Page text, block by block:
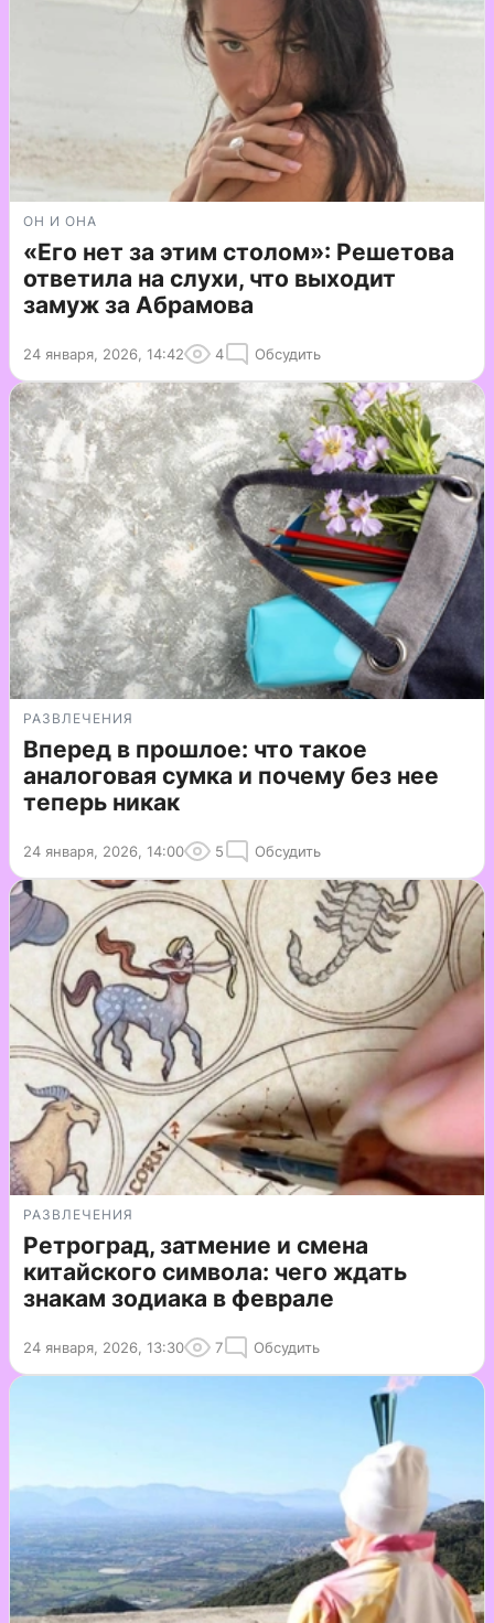
ОН И ОНА
«Его нет за этим столом»: Решетова
ответила на слухи, что выходит
замуж за Абрамова
24 января, 2026, 14:42 4 Обсудить
РАЗВЛЕЧЕНИЯ
Вперед в прошлое: что такое
аналоговая сумка и почему без нее
теперь никак
24 января, 2026, 14:00 5 Обсудить
РАЗВЛЕЧЕНИЯ
Ретроград, затмение и смена
китайского символа: чего ждать
знакам зодиака в феврале
24 января, 2026, 13:30 7 Обсудить